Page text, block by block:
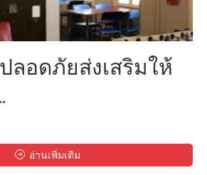
ลอดภัยส่งเสริมให้
อ่านเพิ่มเติม